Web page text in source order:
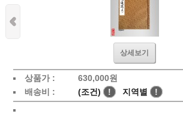
상세보기
상품가 : 630,000원
배송비 :
(조건) ! 지역별 !